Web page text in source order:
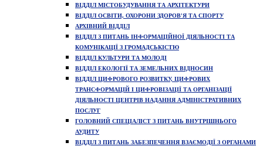
ВІДДІЛ МІСТОБУДУВАННЯ ТА АРХІТЕКТУРИ
ВІДДІЛ ОСВІТИ, ОХОРОНИ ЗДОРОВ'Я ТА СПОРТУ
АРХІВНИЙ ВІДДІЛ
ВІДДІЛ З ПИТАНЬ ІНФОРМАЦІЙНОЇ ДІЯЛЬНОСТІ ТА
КОМУНІКАЦІЇ З ГРОМАДСЬКІСТЮ
ВІДДІЛ КУЛЬТУРИ ТА МОЛОДІ
ВІДДІЛ ЕКОЛОГІЇ ТА ЗЕМЕЛЬНИХ ВІДНОСИН
ВІДДІЛ ЦИФРОВОГО РОЗВИТКУ, ЦИФРОВИХ
ТРАНСФОРМАЦІЙ І ЦИФРОВІЗАЦІЇ ТА ОРГАНІЗАЦІЇ
ДІЯЛЬНОСТІ ЦЕНТРІВ НАДАННЯ АДМІНІСТРАТИВНИХ
ПОСЛУГ
ГОЛОВНИЙ СПЕЦІАЛІСТ З ПИТАНЬ ВНУТРІШНЬОГО
АУДИТУ
ВІДДІЛ З ПИТАНЬ ЗАБЕЗПЕЧЕННЯ ВЗАЄМОДІЇ З ОРГАНАМИ